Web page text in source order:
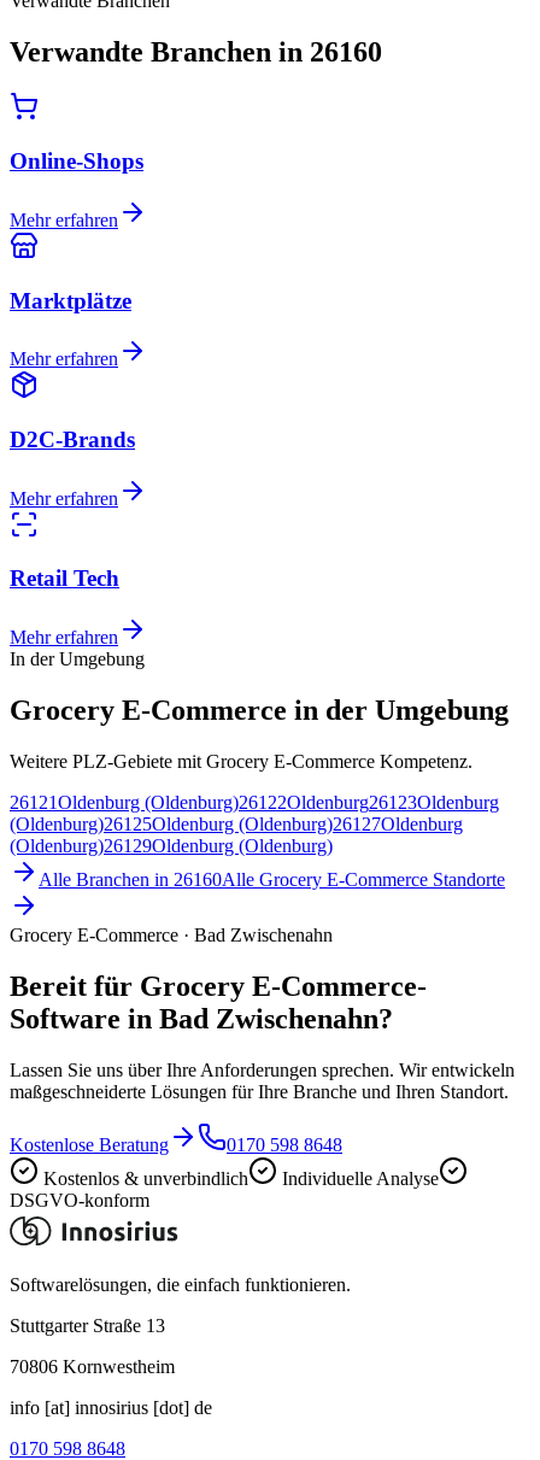
Verwandte Branchen in 26160
Online-Shops
Mehr erfahren
Marktplätze
Mehr erfahren
D2C-Brands
Mehr erfahren
Retail Tech
Mehr erfahren
In der Umgebung
Grocery E-Commerce in der Umgebung
Weitere PLZ-Gebiete mit Grocery E-Commerce Kompetenz.
26121Oldenburg (Oldenburg)26122Oldenburg26123Oldenburg
(Oldenburg)26125Oldenburg (Oldenburg)26127Oldenburg
(Oldenburg)26129Oldenburg (Oldenburg)
Alle Branchen in 26160Alle Grocery E-Commerce Standorte
Grocery E-Commerce · Bad Zwischenahn
Bereit für Grocery E-Commerce-
Software in Bad Zwischenahn?
Lassen Sie uns über Ihre Anforderungen sprechen. Wir entwickeln
maßgeschneiderte Lösungen für Ihre Branche und Ihren Standort.
Kostenlose Beratung
0170 598 8648
Kostenlos & unverbindlich
Individuelle Analyse
DSGVO-konform
Softwarelösungen, die einfach funktionieren.
Stuttgarter Straße 13
70806 Kornwestheim
info [at] innosirius [dot] de
0170 598 8648